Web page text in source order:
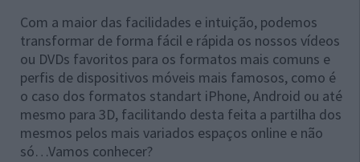
Com a maior das facilidades e intuição, podemos
transformar de forma fácil e rápida os nossos vídeos
ou DVDs favoritos para os formatos mais comuns e
perfis de dispositivos móveis mais famosos, como é
o caso dos formatos standart iPhone, Android ou até
mesmo para 3D, facilitando desta feita a partilha dos
mesmos pelos mais variados espaços online e não
só…Vamos conhecer?